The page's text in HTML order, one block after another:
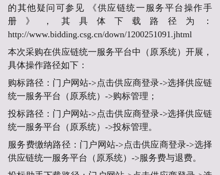
的其他疑问可参见 《供应链统一服务平台操作手
册》，其具体下载路径为：
http://www.bidding.csg.cn/down/1200251091.jhtml
本次采购在供应链统一服务平台中（原系统）开展，
具体操作路径如下：
购标路径：门户网站->点击供应商登录->选择供应链
统一服务平台（原系统）->购标管理；
投标路径：门户网站->点击供应商登录->选择供应链
统一服务平台（原系统）->投标管理。
服务费缴纳路径：门户网站->点击供应商登录->选择
供应链统一服务平台（原系统）->服务费与退费。